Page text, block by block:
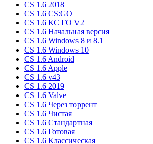
CS 1.6 2018
CS 1.6 CS:GO
CS 1.6 КС ГО V2
CS 1.6 Начальная версия
CS 1.6 Windows 8 и 8.1
CS 1.6 Windows 10
CS 1.6 Android
CS 1.6 Apple
CS 1.6 v43
CS 1.6 2019
CS 1.6 Valve
CS 1.6 Через торрент
CS 1.6 Чистая
CS 1.6 Стандартная
CS 1.6 Готовая
CS 1.6 Классическая